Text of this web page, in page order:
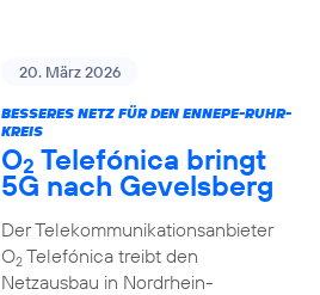
20. März 2026
BESSERES NETZ FÜR DEN ENNEPE-RUHR-
KREIS
O2 Telefónica bringt
5G nach Gevelsberg
Der Telekommunikationsanbieter
O2Telefónica treibt den
Netzausbau in Nordrhein-